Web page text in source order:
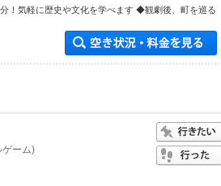
！気軽に歴史や文化を学べます ◆観劇後、町を巡る
ゲーム)